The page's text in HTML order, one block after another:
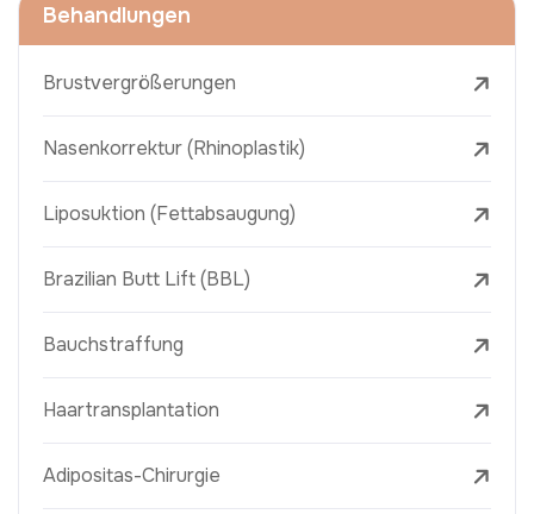
Behandlungen
Brustvergrößerungen
Nasenkorrektur (Rhinoplastik)
Liposuktion (Fettabsaugung)
Brazilian Butt Lift (BBL)
Bauchstraffung
Haartransplantation
Adipositas-Chirurgie